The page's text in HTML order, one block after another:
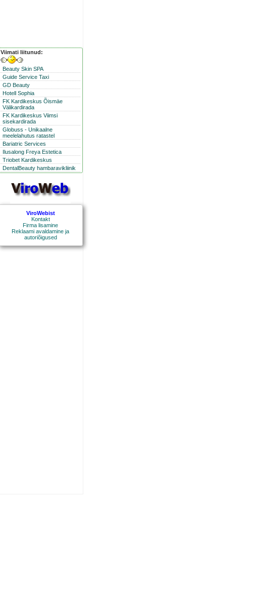
Viimati liitunud:
Beauty Skin SPA
Guide Service Taxi
GD Beauty
Hotell Sophia
FK Kardikeskus Õismäe
Välikardirada
FK Kardikeskus Viimsi
sisekardirada
Globuss - Unikaalne
meelelahutus ratastel
Bariatric Services
Ilusalong Freya Estetica
Triobet Kardikeskus
DentalBeauty hambaravikliinik
ViroWebist
Kontakt
Firma lisamine
Reklaami avaldamine ja
autoriõigused